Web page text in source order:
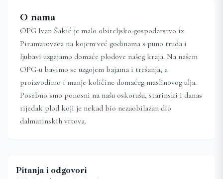
O nama
OPG Ivan Šakić je malo obiteljsko gospodarstvo iz
Piramatovaca na kojem već godinama s puno truda i
ljubavi uzgajamo domaće plodove našeg kraja. Na našem
OPG-u bavimo se uzgojem bajama i trešanja, a
proizvodimo i manje količine domaćeg maslinovog ulja.
Posebno smo ponosni na našu oskorušu, starinski i danas
rijedak plod koji je nekad bio nezaobilazan dio
dalmatinskih vrtova.
Pitanja i odgovori